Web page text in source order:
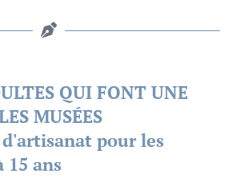
QUI FONT UNE
MUSÉES
pour les
15 ans